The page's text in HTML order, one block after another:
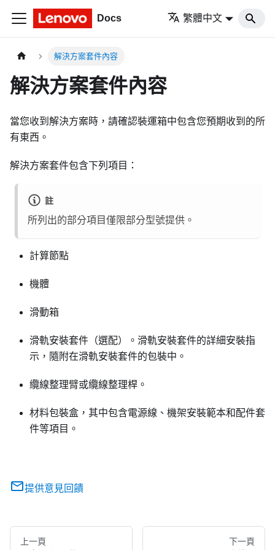
Docs 繁體中文
解決方案套件內容
解決方案套件內容
當您收到解決方案時，請確認裝運箱中包含您預期收到的所
有東西。
解決方案套件包含下列項目：
註
所列出的部分項目僅限部分型號提供。
計算節點
機體
滑動箱
滑軌安裝套件（選配）。滑軌安裝套件的詳細安裝指
示，隨附在滑軌安裝套件的包裝中。
纜線整理臂或纜線整理桿。
材料包裝盒，其中包含電源線、機架安裝範本和配件套
件等項目。
提供意見回饋
上一頁 下一頁